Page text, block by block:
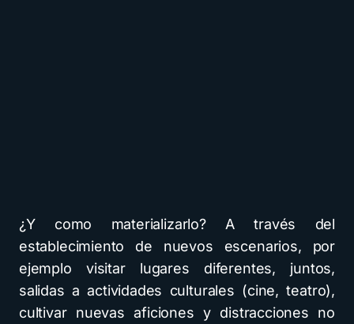
¿Y como materializarlo? A través del
establecimiento de nuevos escenarios, por
ejemplo visitar lugares diferentes, juntos,
salidas a actividades culturales (cine, teatro),
cultivar nuevas aficiones y distracciones no